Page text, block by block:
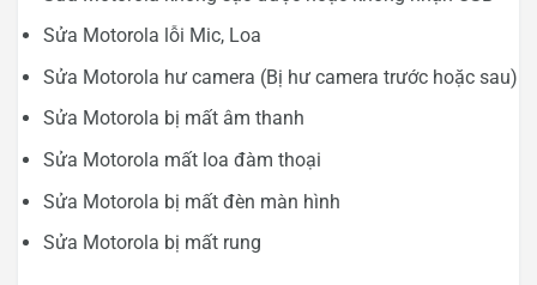
Sửa Motorola lỗi Mic, Loa
Sửa Motorola hư camera (Bị hư camera trước hoặc sau)
Sửa Motorola bị mất âm thanh
Sửa Motorola mất loa đàm thoại
Sửa Motorola bị mất đèn màn hình
Sửa Motorola bị mất rung